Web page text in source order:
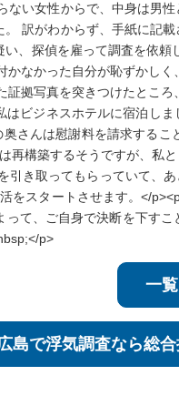
ない女性からで、中身は男
訳がわからず、手紙に記
、探偵を雇って調査を依
なかった自分が恥ずかし
拠写真を突きつけたとこ
ビジネスホテルに宿泊し
さんは慰謝料を請求する
再構築するそうですが、私
引き取ってもらっていて、
をスタートさせます。</
て、ご自身で決断を下す
p>
一
島で浮気調査なら総